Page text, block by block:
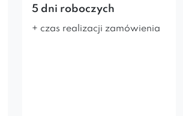
5 dni roboczych
+ czas realizacji zamówienia